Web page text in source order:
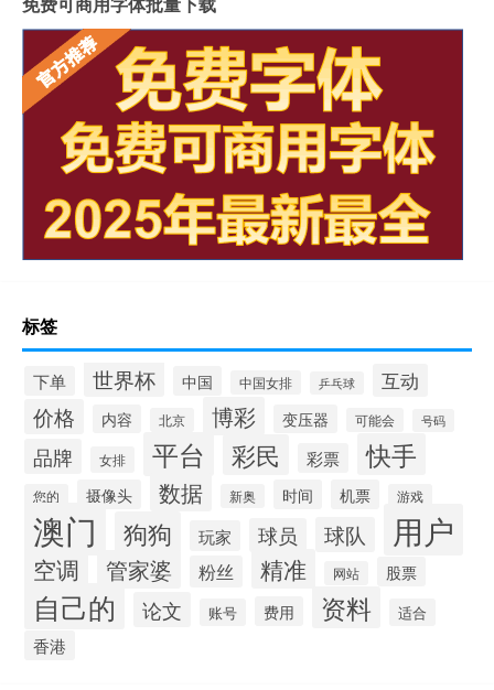
标签
下单 世界杯 中国 中国女排 乒乓球 互动
价格 内容 北京 博彩 变压器 可能会 号码
品牌 女排 平台 彩民 彩票 快手
您的 摄像头 数据 新奥 时间 机票 游戏
澳门 狗狗 玩家 球员 球队 用户
空调 管家婆 粉丝 精准 网站 股票
自己的 论文 账号 费用 资料 适合
香港